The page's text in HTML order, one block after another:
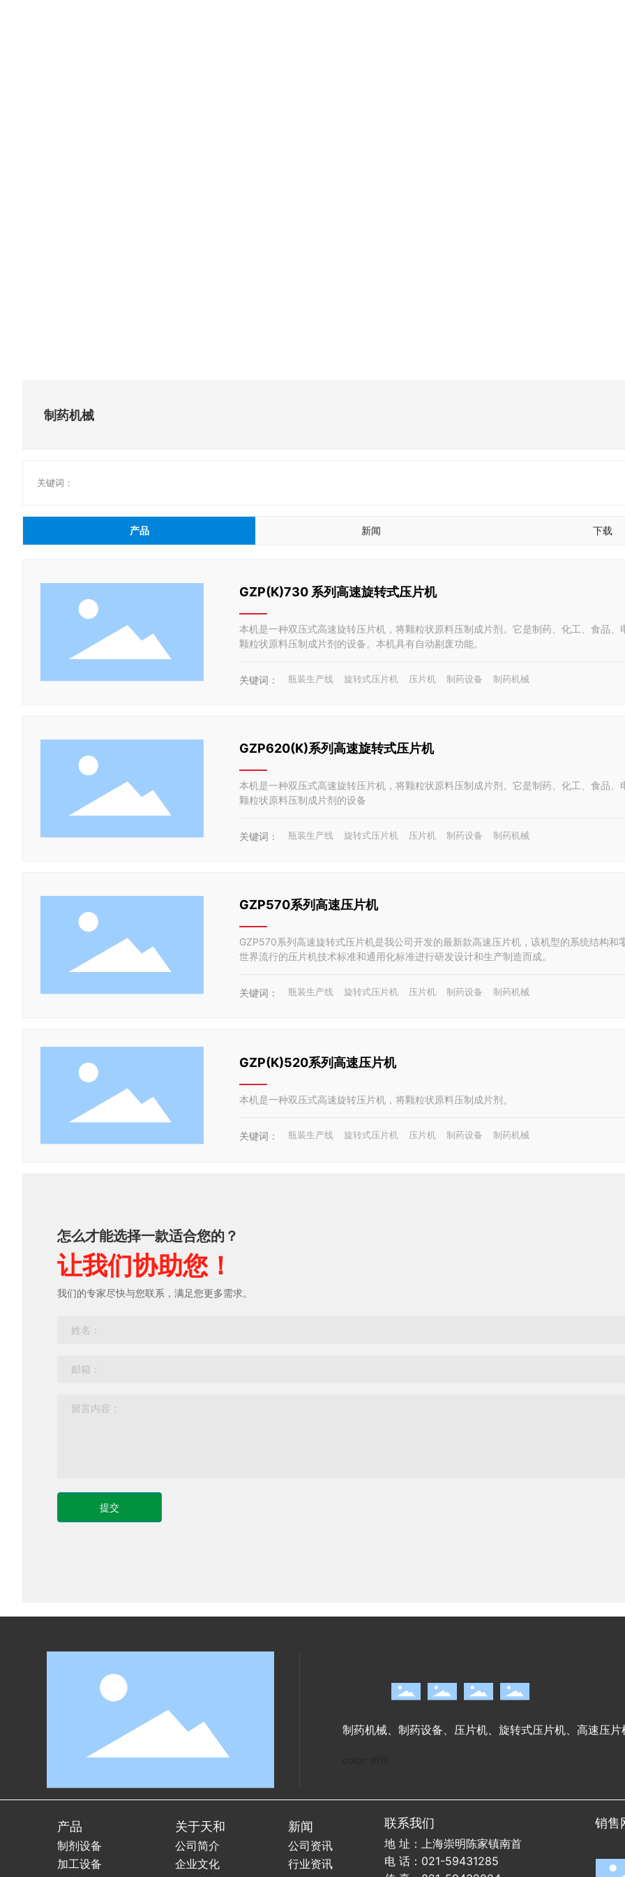
制药机械
关键词：
产品 新闻 下载
GZP(K)730 系列高速旋转式压片机
本机是一种双压式高速旋转压片机，将颗粒状原料压制成片剂。它是制药、化工、食品、
颗粒状原料压制成片剂的设备。本机具有自动剔废功能。
关键词： 瓶装生产线 旋转式压片机 压片机 制药设备 制药机械
GZP620(K)系列高速旋转式压片机
本机是一种双压式高速旋转压片机，将颗粒状原料压制成片剂。它是制药、化工、食品、
颗粒状原料压制成片剂的设备
关键词： 瓶装生产线 旋转式压片机 压片机 制药设备 制药机械
GZP570系列高速压片机
GZP570系列高速旋转式压片机是我公司开发的最新款高速压片机，该机型的系统结构和
世界流行的压片机技术标准和通用化标准进行研发设计和生产制造而成。
关键词： 瓶装生产线 旋转式压片机 压片机 制药设备 制药机械
GZP(K)520系列高速压片机
本机是一种双压式高速旋转压片机，将颗粒状原料压制成片剂。
关键词： 瓶装生产线 旋转式压片机 压片机 制药设备 制药机械
怎么才能选择一款适合您的？
让我们协助您！
我们的专家尽快与您联系，满足您更多需求。
提交
制药机械、制药设备、压片机、旋转式压片机、高速压片
产品
制剂设备
加工设备
关于天和
公司简介
企业文化
新闻
公司资讯
行业资讯
联系我们
地 址：上海崇明陈家镇南首
电 话： 021-59431285
销售